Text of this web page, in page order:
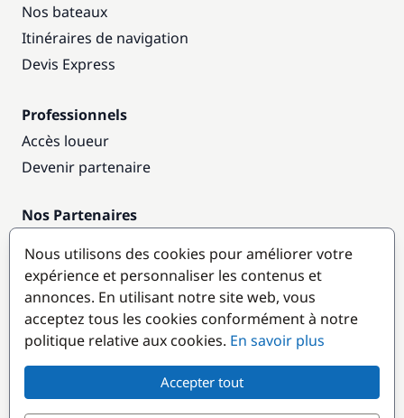
Nos bateaux
Itinéraires de navigation
Devis Express
Professionnels
Accès loueur
Devenir partenaire
Nos Partenaires
Destinations populaires
Nous utilisons des cookies pour améliorer votre
expérience et personnaliser les contenus et
annonces. En utilisant notre site web, vous
acceptez tous les cookies conformément à notre
politique relative aux cookies. En savoir plus
Accepter tout